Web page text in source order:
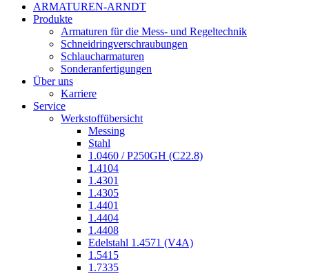
ARMATUREN-ARNDT
Produkte
Armaturen für die Mess- und Regeltechnik
Schneidringverschraubungen
Schlaucharmaturen
Sonderanfertigungen
Über uns
Karriere
Service
Werkstoffübersicht
Messing
Stahl
1.0460 / P250GH (C22.8)
1.4104
1.4301
1.4305
1.4401
1.4404
1.4408
Edelstahl 1.4571 (V4A)
1.5415
1.7335